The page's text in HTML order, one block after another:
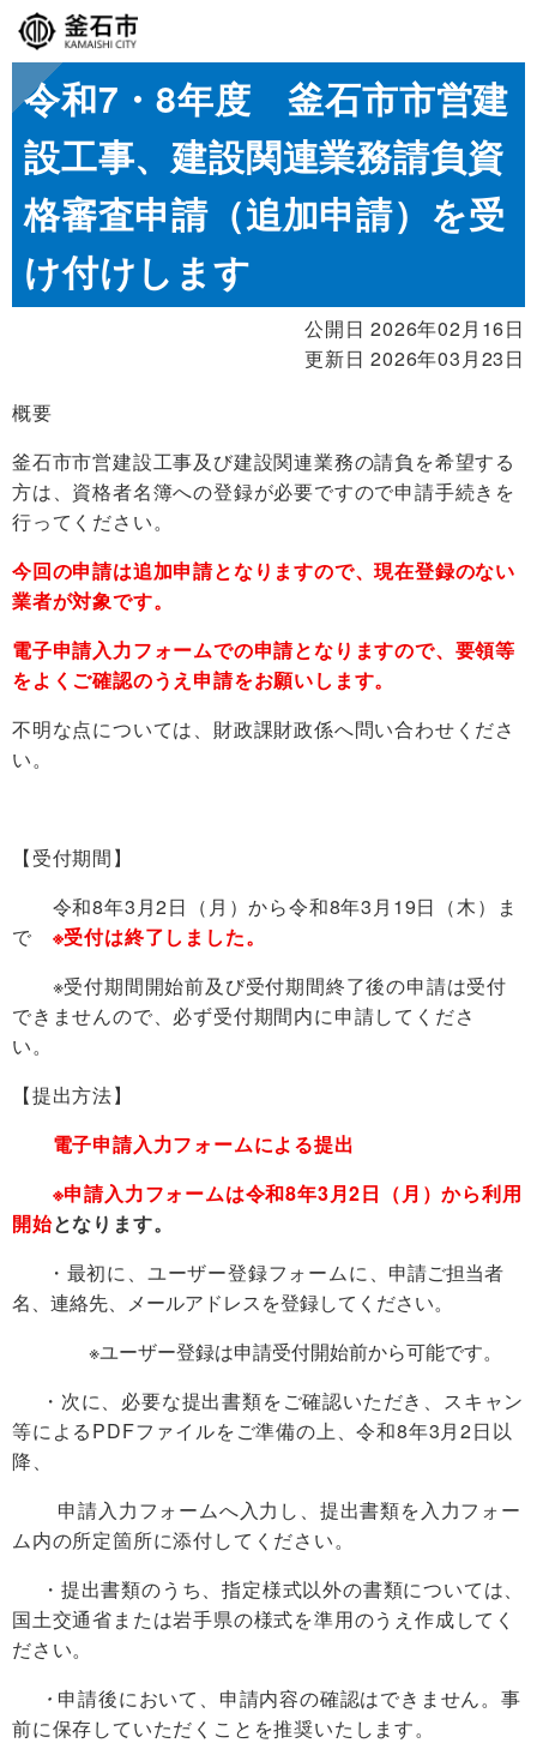
令和7・8年度 釜石市市営建
設工事、建設関連業務請負資
格審査申請（追加申請）を受
け付けします
公開日 2026年02月16日
更新日 2026年03月23日
概要
釜石市市営建設工事及び建設関連業務の請負を希望する
方は、資格者名簿への登録が必要ですので申請手続きを
行ってください。
今回の申請は追加申請となりますので、現在登録のない
業者が対象です。
電子申請入力フォームでの申請となりますので、 要領等
をよくご確認のうえ申請をお願いします。
不明な点については、財政課財政係へ問い合わせくださ
い。
【受付期間】
令和8年3月2日（月）から令和8年3月19日（木）ま
で ※受付は終了しました。
※受付期間開始前及び受付期間終了後の申請は受付
できませんので、必ず受付期間内に申請してくださ
い。
【提出方法】
電子申請入力フォームによる提出
※申請入力フォームは令和8年3月2日（月）から利用
開始となります。
・最初に、ユーザー登録フォームに、 申請ご担当者
名、連絡先、メールアドレスを登録してください。
※ユーザー登録は申請受付開始前から可能です。
・次に、必要な提出書類をご確認いただき、スキャン
等によるPDFファイルをご準備の上、令和8年3月2日以
降、
申請入力フォームへ入力し、提出書類を入力フォー
ム内の所定箇所に添付してください。
・提出書類のうち、指定様式以外の書類については、
国土交通省または岩手県の様式を準用のうえ作成してく
ださい。
・ 申請後において、申請内容の確認はできません。事
前に保存していただくことを推奨いたします。